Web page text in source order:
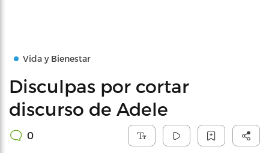
Vida y Bienestar
Disculpas por cortar
discurso de Adele
0